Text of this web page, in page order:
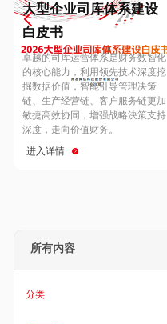
Hungary
Hong Kong
大型企业司库体系建设
白皮书
卓越的司库运营体系是财务数智化
的核心能力，利用领先技术深度挖
掘数据价值，智能引导管理决策
链、生产经营链、客户服务链更加
敏捷高效协同，增强战略決策支持
深度，走向价值财务。
进入详情
所有内容
分类